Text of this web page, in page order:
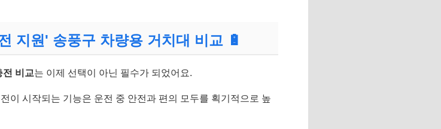
지원' 송풍구 차량용 거치대 비교 🔋
비교는 이제 선택이 아닌 필수가 되었어요.
이 시작되는 기능은 운전 중 안전과 편의 모두를 획기적으로 높